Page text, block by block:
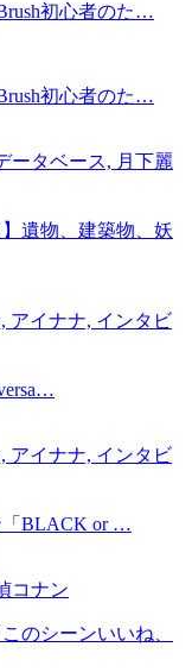
初心者のた…
初心者のた…
ータベース, 月下麗
遺物、建築物、妖
アイナナ, インタビ
アイナナ, インタビ
「BLACK or …
コナン
のシーンいいね、